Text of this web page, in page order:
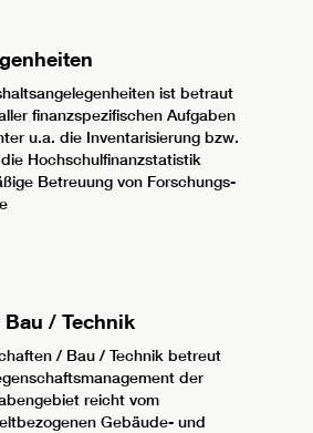
ist betraut
finanzspezifischen Aufgaben
u.a. die Inventarisierung bzw.
Hochschulfinanzstatistik
Betreuung von Forschungs-
/ Technik
/ Bau / Technik betreut
der
reicht vom
Gebäude- und